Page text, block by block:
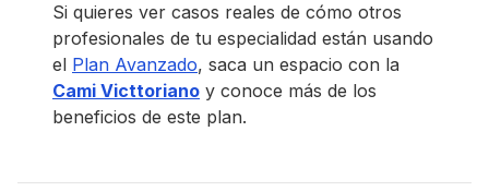
Si quieres ver casos reales de cómo otros
profesionales de tu especialidad están usando
el Plan Avanzado, saca un espacio con la
Cami Victtoriano y conoce más de los
beneficios de este plan.